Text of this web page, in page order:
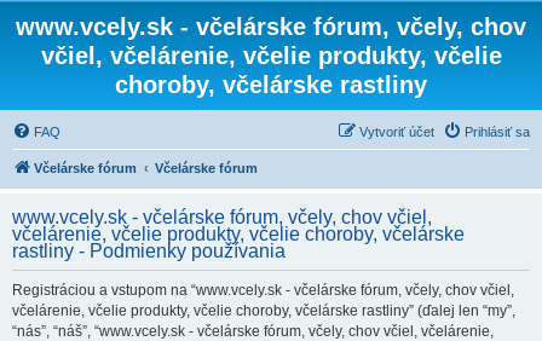
www.vcely.sk - včelárske fórum, včely, chov
včiel, včelárenie, včelie produkty, včelie
choroby, včelárske rastliny
FAQ Prihlásiť sa
Vytvoriť účet
Včelárske fórum Včelárske fórum
www.vcely.sk - včelárske fórum, včely, chov včiel,
včelárenie, včelie produkty, včelie choroby, včelárske
rastliny - Podmienky používania
Registráciou a vstupom na “www.vcely.sk - včelárske fórum, včely, chov včiel,
včelárenie, včelie produkty, včelie choroby, včelárske rastliny” (ďalej len “my”,
“nás”, “náš”, “www.vcely.sk - včelárske fórum, včely, chov včiel, včelárenie,